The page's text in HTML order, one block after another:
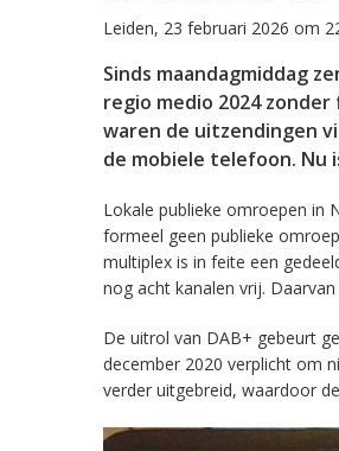
Leiden, 23 februari 2026 om
Sinds maandagmiddag
regio medio 2024
waren de uitzendingen
de mobiele telefoon. Nu
Lokale publieke omroepen in
formeel geen publieke
multiplex is in feite een
nog acht kanalen vrij.
De uitrol van DAB+ gebeurt
december 2020 verplicht om
verder uitgebreid, waardoor